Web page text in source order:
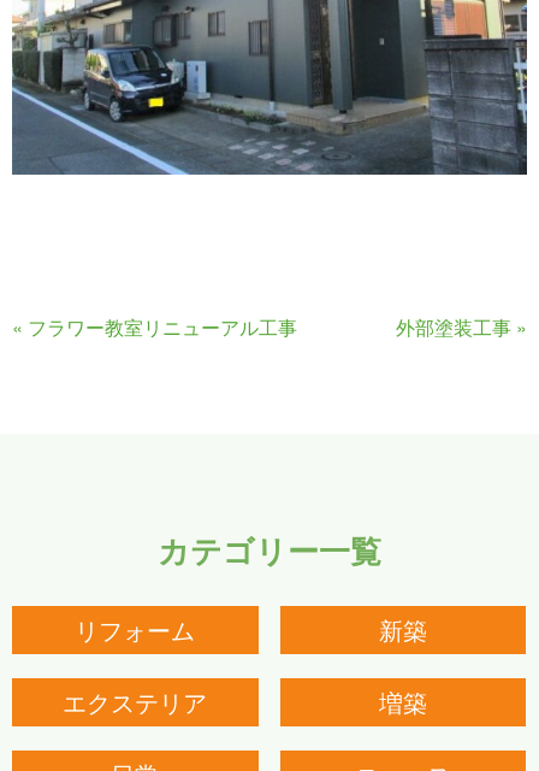
« フラワー教室リニューアル工事 外部塗装工事 »
カテゴリー一覧
リフォーム 新築
エクステリア 増築